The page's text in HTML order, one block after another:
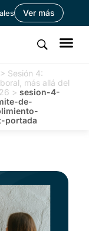
Ver más
> Sesión 4:
más allá del
> sesion-4-
de-
portada